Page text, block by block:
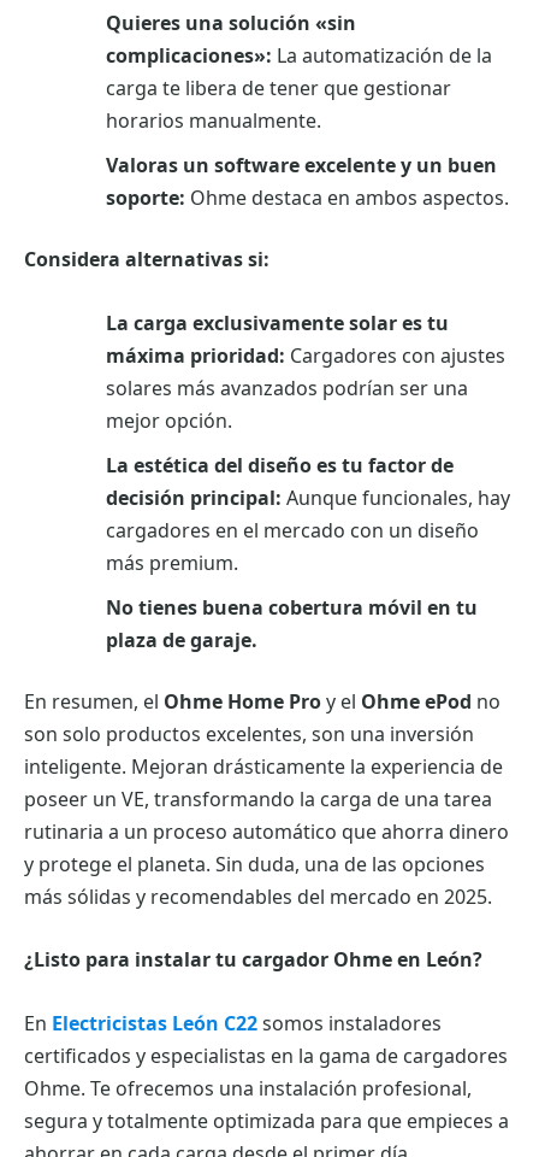
Quieres una solución «sin
complicaciones»: La automatización de la
carga te libera de tener que gestionar
horarios manualmente.
Valoras un software excelente y un buen
soporte: Ohme destaca en ambos aspectos.
Considera alternativas si:
La carga exclusivamente solar es tu
máxima prioridad: Cargadores con ajustes
solares más avanzados podrían ser una
mejor opción.
La estética del diseño es tu factor de
decisión principal: Aunque funcionales, hay
cargadores en el mercado con un diseño
más premium.
No tienes buena cobertura móvil en tu
plaza de garaje.
En resumen, el Ohme Home Proy el Ohme ePod no
son solo productos excelentes, son una inversión
inteligente. Mejoran drásticamente la experiencia de
poseer un VE, transformando la carga de una tarea
rutinaria a un proceso automático que ahorra dinero
y protege el planeta. Sin duda, una de las opciones
más sólidas y recomendables del mercado en 2025.
¿Listo para instalar tu cargador Ohme en León?
En Electricistas León C22somos instaladores
certificados y especialistas en la gama de cargadores
Ohme. Te ofrecemos una instalación profesional,
segura y totalmente optimizada para que empieces a